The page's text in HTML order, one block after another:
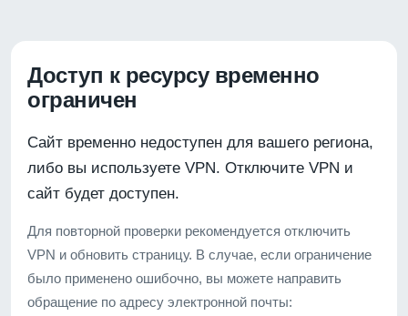
Доступ к ресурсу временно
ограничен
Сайт временно недоступен для вашего региона,
либо вы используете VPN. Отключите VPN и
сайт будет доступен.
Для повторной проверки рекомендуется отключить
VPN и обновить страницу. В случае, если ограничение
было применено ошибочно, вы можете направить
обращение по адресу электронной почты: